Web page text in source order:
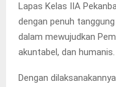
Lapas Kelas IIA
dengan penuh
dalam mewujudkan
akuntabel, dan humanis.
Dengan